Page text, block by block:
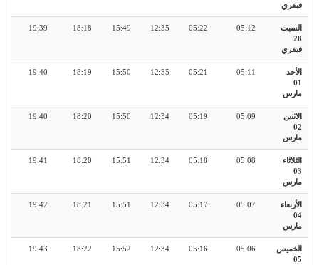
فيفري
السبت
28
فيفري
05:12
05:22
12:35
15:49
18:18
19:39
الأحد
01
مارس
05:11
05:21
12:35
15:50
18:19
19:40
الاثنين
02
مارس
05:09
05:19
12:34
15:50
18:20
19:40
الثلاثاء
03
مارس
05:08
05:18
12:34
15:51
18:20
19:41
الأربعاء
04
مارس
05:07
05:17
12:34
15:51
18:21
19:42
الخميس
05
05:06
05:16
12:34
15:52
18:22
19:43